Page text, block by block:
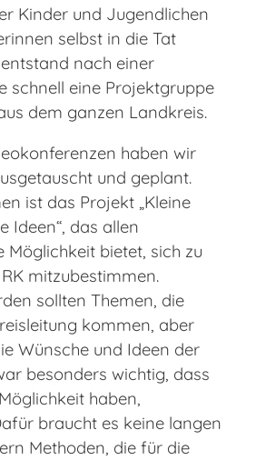
Kinder und Jugendlichen
selbst in die Tat
nach einer
schnell eine Projektgruppe
dem ganzen Landkreis.
haben wir
und geplant.
ist das Projekt „Kleine
Ideen“, das allen
Möglichkeit bietet, sich zu
mitzubestimmen.
sollten Themen, die
kommen, aber
Wünsche und Ideen der
besonders wichtig, dass
haben,
braucht es keine langen
Methoden, die für die